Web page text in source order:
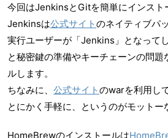
今回はJenkinsとGitを簡単にインスト
Jenkinsは公式サイトのネイティブパ
実行ユーザーが「Jenkins」となって
と秘密鍵の準備やキーチェーンの問
ルします。
ちなみに、 公式サイトのwarを利用し
とにかく手軽に、というのがモット
HomeBrewのインストールは